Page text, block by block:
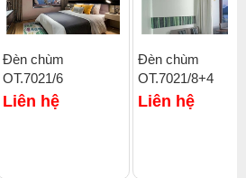
khấu, quà tặng và khuyến mãi của
Đèn chùm
OT.7021/6
Liên hệ
Đèn chùm
OT.7021/8+4
Liên hệ